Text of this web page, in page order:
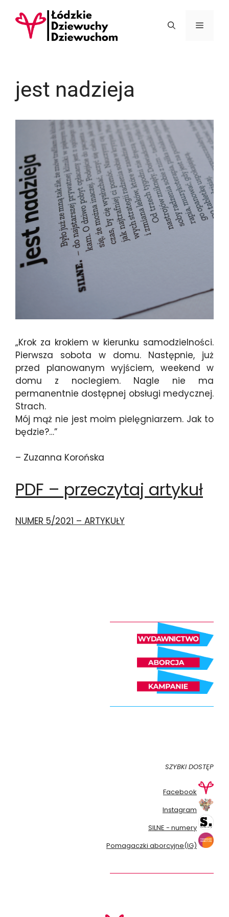
Menu
jest nadzieja
„Krok za krokiem w kierunku samodzielności.
Pierwsza sobota w domu. Następnie, już
przed planowanym wyjściem, weekend w
domu z noclegiem. Nagle nie ma
permanentnie dostępnej obsługi medycznej.
Strach.
Mój mąż nie jest moim pielęgniarzem. Jak to
będzie?…”
– Zuzanna Korońska
PDF – przeczytaj artykuł
NUMER 5/2021 – ARTYKUŁY
SZYBKI DOSTĘP
Facebook
Instagram
SILNE - numery
Pomagaczki aborcyjne(IG)